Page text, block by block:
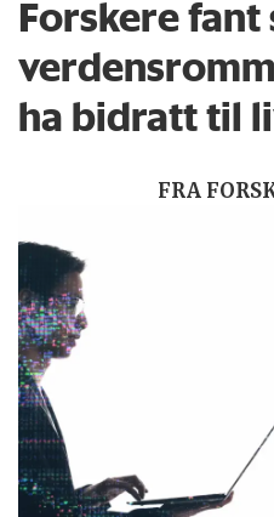
Forskere fant
ha bidratt til
FRA